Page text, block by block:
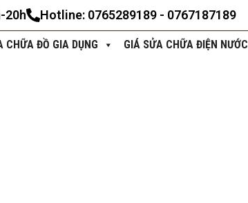
20h Hotline: 0765289189 - 0767187189
CHỮA ĐỒ GIA DỤNG GIÁ SỬA CHỮA ĐIỆN NƯỚC